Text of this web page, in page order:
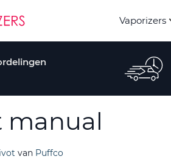
Vaporizers
manual
van Puffco